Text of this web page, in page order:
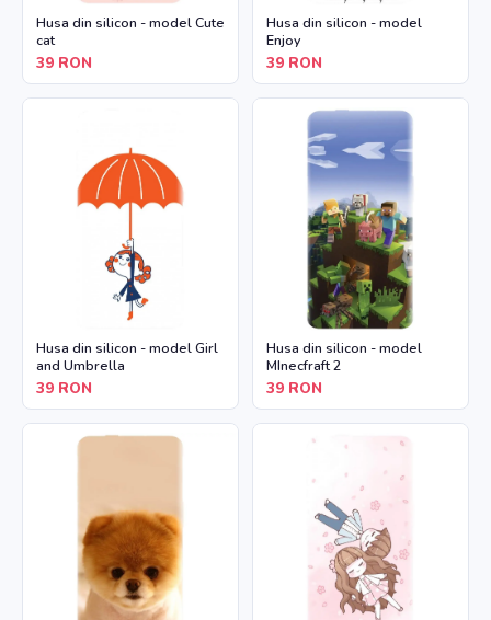
Husa din silicon - model Cute
cat
39 RON
Husa din silicon - model
Enjoy
39 RON
Husa din silicon - model Girl
and Umbrella
39 RON
Husa din silicon - model
MInecfraft 2
39 RON